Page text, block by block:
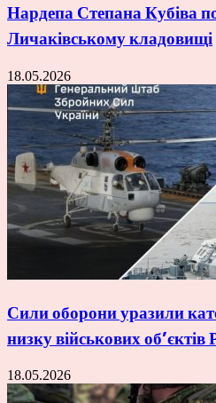
Нардепа Степана Кубіва
Личаківському кладовищі
18.05.2026
Сили оборони уразили
низку військових
18.05.2026